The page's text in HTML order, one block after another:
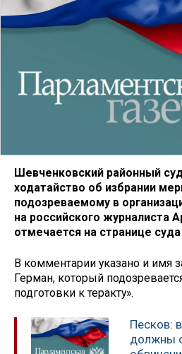
Шевченковский районный
ходатайство об избрании
подозреваемому в
на российского журналиста
отмечается на странице
В комментарии указано и имя
Герман, который
подготовки к теракту».
Песков:
должны